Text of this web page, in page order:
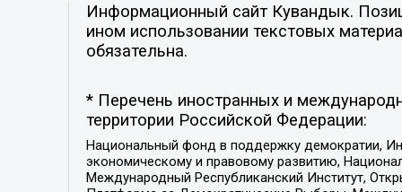
Информационный сайт Кувандык.
ином использовании текстовых
обязательна.
* Перечень иностранных и
территории Российской Федерации:
Национальный фонд в поддержку демократии,
экономическому и правовому развитию,
Международный Республиканский Институт,